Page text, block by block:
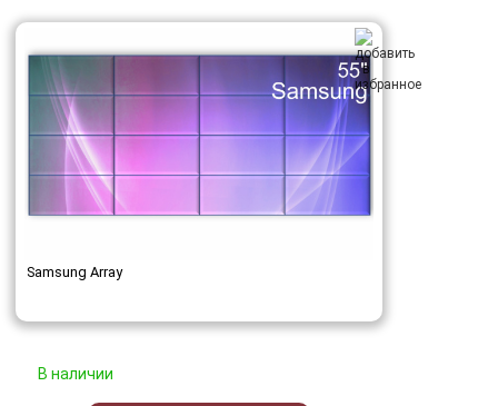
Samsung Array
В наличии